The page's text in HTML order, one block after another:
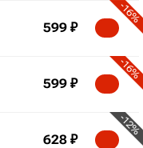
-16%
599 ₽
-16%
599 ₽
-12%
628 ₽